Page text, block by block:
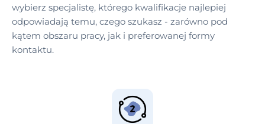
wybierz specjalistę, którego kwalifikacje najlepiej
odpowiadają temu, czego szukasz - zarówno pod
kątem obszaru pracy, jak i preferowanej formy
kontaktu.